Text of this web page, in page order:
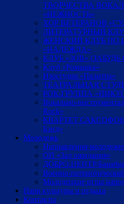
ТВОРЧЕСТВА
«НЕЖНОСТЬ»
ХОР ВЕТЕРАНОВ
ЛИТЕРАТУРНЫЙ
ЖЕНСКИЙ КЛУБ ПО
«НАДЕЖДА»
КЛУБ «ЗОВ»
Клуб «Ромашка»
Изостудия «Палитра»
ТЕАТРАЛЬНАЯ
РОК-ГРУППА
Вокально-
Rock»
КВАРТЕТ
Бэнд»
Молодежь
Направления
ОП «Зал ожидания»
ДОБРО.ЦЕНТР/
Военно-
Молодецкие игры
Парк культуры и отдыха
Контакты